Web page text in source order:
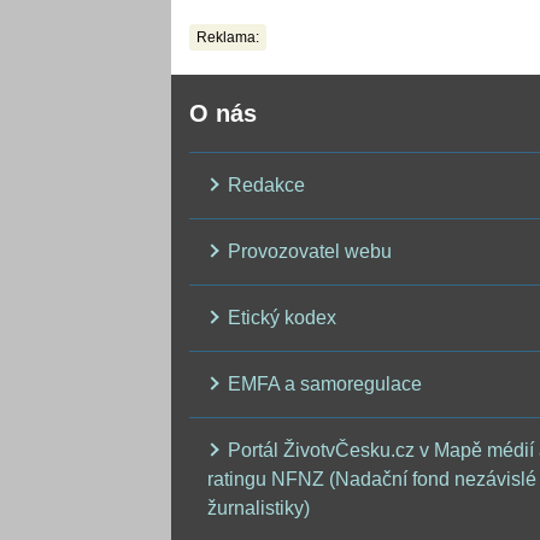
Reklama:
O nás
Redakce
Provozovatel webu
Etický kodex
EMFA a samoregulace
Portál ŽivotvČesku.cz v Mapě médií
ratingu NFNZ (Nadační fond nezávislé
žurnalistiky)